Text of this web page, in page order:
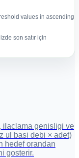
values in ascending
son satır için
ilaclama genisligi ve
ul basi debi × adet)
hedef orandan
gosterir.